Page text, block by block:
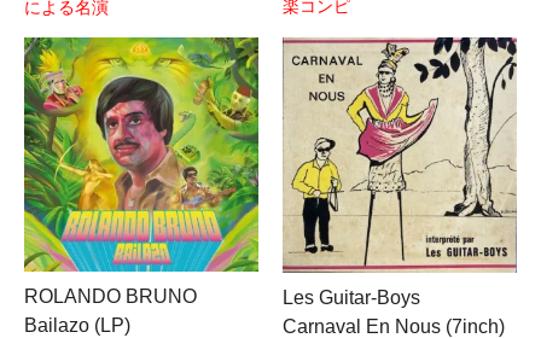
による名演 楽コンピ
ROLANDO BRUNO
Bailazo (LP)
Les Guitar-Boys
Carnaval En Nous (7inch)